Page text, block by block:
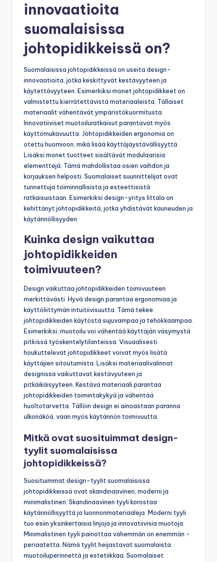
innovaatioita
suomalaisissa
johtopidikkeissä on?
Suomalaisissa johtopidikkeissä on useita design-
innovaatioita, jotka keskittyvät kestävyyteen ja
käytettävyyteen. Esimerkiksi monet johtopidikkeet on
valmistettu kierrätettävistä materiaaleista. Tällaiset
materiaalit vähentävät ympäristökuormitusta.
Innovatiiviset muotoiluratkaisut parantavat myös
käyttömukavuutta. Johtopidikkeiden ergonomia on
otettu huomioon, mikä lisää käyttäjäystävällisyyttä.
Lisäksi monet tuotteet sisältävät modulaarisia
elementtejä. Tämä mahdollistaa osien vaihdon ja
korjauksen helposti. Suomalaiset suunnittelijat ovat
tunnettuja toiminnallisista ja esteettisistä
ratkaisuistaan. Esimerkiksi design-yritys Iittala on
kehittänyt johtopidikkeitä, jotka yhdistävät kauneuden ja
käytännöllisyyden.
Kuinka design vaikuttaa
johtopidikkeiden
toimivuuteen?
Design vaikuttaa johtopidikkeiden toimivuuteen
merkittävästi. Hyvä design parantaa ergonomiaa ja
käyttöliittymän intuitiivisuutta. Tämä tekee
johtopidikkeiden käytöstä sujuvampaa ja tehokkaampaa.
Esimerkiksi, muotoilu voi vähentää käyttäjän väsymystä
pitkissä työskentelytilanteissa. Visuaalisesti
houkuttelevat johtopidikkeet voivat myös lisätä
käyttäjien sitoutumista. Lisäksi materiaalivalinnat
designissa vaikuttavat kestävyuteen ja
pitkäikäisyyteen. Kestävä materiaali parantaa
johtopidikkeiden toimintakykyä ja vähentää
huoltotarvetta. Tällöin design ei ainoastaan paranna
ulkonäköä, vaan myös käytännön toimivuutta.
Mitkä ovat suosituimmat design-
tyylit suomalaisissa
johtopidikkeissä?
Suosituimmat design-tyylit suomalaisissa
johtopidikkeissä ovat skandinaavinen, moderni ja
minimalistinen. Skandinaavinen tyyli korostaa
käytännöllisyyttä ja luonnonmateriaaleja. Moderni tyyli
tuo esiin yksinkertaisia linjoja ja innovatiivisia muotoja.
Minimalistinen tyyli painottaa vähemmän on enemmän -
periaatetta. Nämä tyylit heijastavat suomalaista
muotoiluperinnettä ja estetiikkaa. Suomalaiset